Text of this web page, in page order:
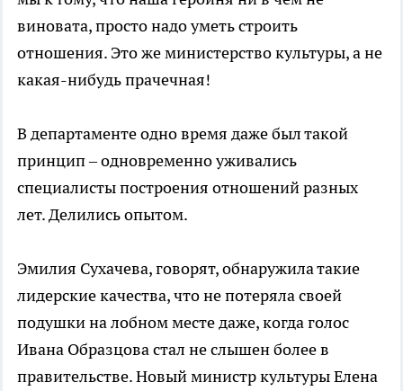
виновата, просто надо уметь строить
отношения. Это же министерство культуры, а не
какая-нибудь прачечная!
В департаменте одно время даже был такой
принцип – одновременно уживались
специалисты построения отношений разных
лет. Делились опытом.
Эмилия Сухачева, говорят, обнаружила такие
лидерские качества, что не потеряла своей
подушки на лобном месте даже, когда голос
Ивана Образцова стал не слышен более в
правительстве. Новый министр культуры Елена